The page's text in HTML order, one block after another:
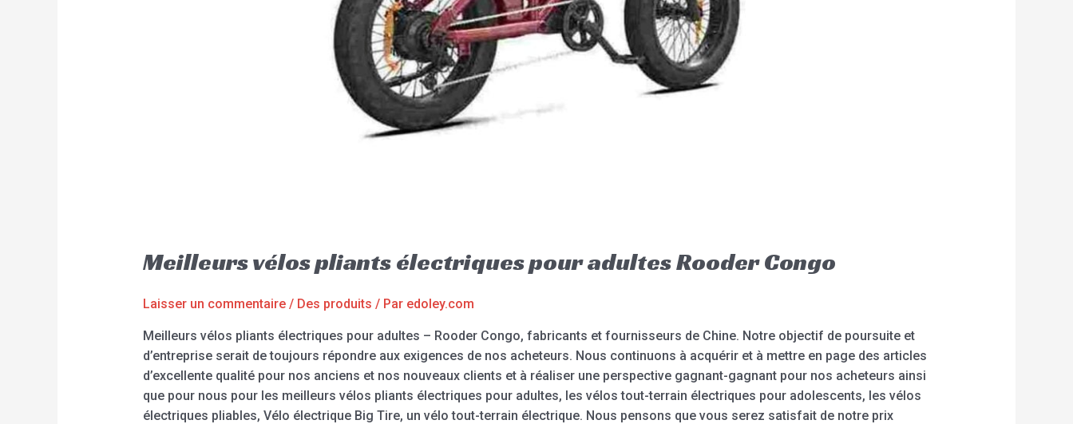
Meilleurs vélos pliants électriques pour adultes Rooder Congo
Laisser un commentaire / Des produits / Par edoley.com
Meilleurs vélos pliants électriques pour adultes – Rooder Congo, fabricants et fournisseurs de Chine. Notre objectif de poursuite et
d’entreprise serait de toujours répondre aux exigences de nos acheteurs. Nous continuons à acquérir et à mettre en page des articles
d’excellente qualité pour nos anciens et nos nouveaux clients et à réaliser une perspective gagnant-gagnant pour nos acheteurs ainsi
que pour nous pour les meilleurs vélos pliants électriques pour adultes, les vélos tout-terrain électriques pour adolescents, les vélos
électriques pliables, Vélo électrique Big Tire, un vélo tout-terrain électrique. Nous pensons que vous serez satisfait de notre prix